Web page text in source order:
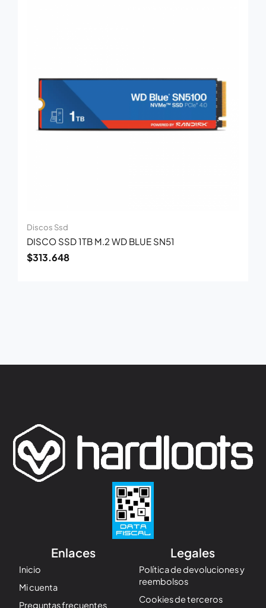
Discos Ssd
DISCO SSD 1TB M.2 WD BLUE SN51
$313.648
Enlaces
Inicio
Mi cuenta
Preguntas frecuentes
Legales
Política de devoluciones y
reembolsos
Cookies de terceros